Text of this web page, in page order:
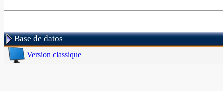
Base de datos
Version classique